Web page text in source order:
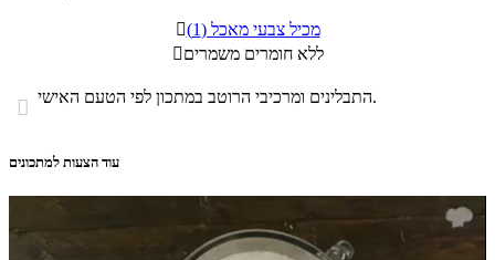

מכיל צבעי מאכל (1)
ללא חומרים משמרים
 התבלינים ומרכיבי הרוטב במתכון לפי הטעם האישי.
עוד הצעות למתכונים